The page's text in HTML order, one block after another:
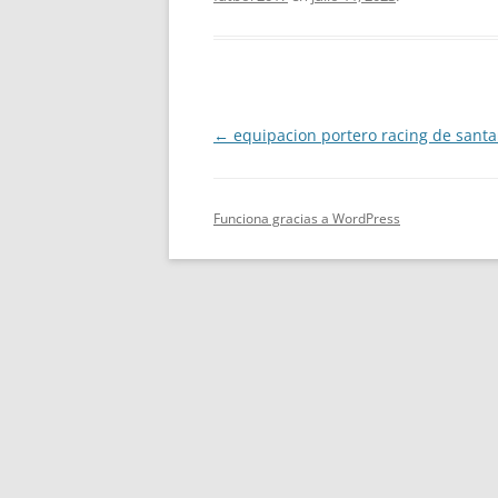
Navegación
← equipacion portero racing de
Funciona gracias a WordPress